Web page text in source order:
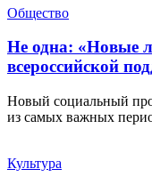
Общество
Не одна: «Новые
всероссийской
Новый социальный
из самых важных
Культура